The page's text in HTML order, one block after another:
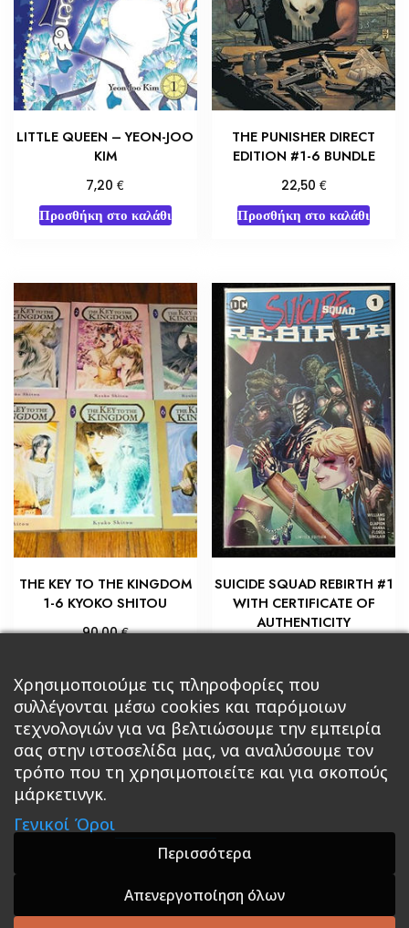
LITTLE QUEEN – YEON-JOO
KIM
7,20€
Προσθήκη στο καλάθι
THE PUNISHER DIRECT
EDITION #1-6 BUNDLE
22,50 €
Προσθήκη στο καλάθι
THE KEY TO THE KINGDOM
1-6 KYOKO SHITOU
90,00€
SUICIDE SQUAD REBIRTH #1
WITH CERTIFICATE OF
AUTHENTICITY
Προσθήκη στο καλάθι
Κεντρική Βιβλία
Roleplaying Games Ψυχαγωγία Εκδόσεις Βάρδος
Σε Προσφορά
A theme by GradientThemes - A theme by Gradient
Themes
Χρησιμοποιούμε τις πληροφορίες που
συλλέγονται μέσω cookies και παρόμοιων
τεχνολογιών για να βελτιώσουμε την εμπειρία
σας στην ιστοσελίδα μας, να αναλύσουμε τον
τρόπο που τη χρησιμοποιείτε και για σκοπούς
μάρκετινγκ.
Γενικοί Όροι
Περισσότερα
Απενεργοποίηση όλων